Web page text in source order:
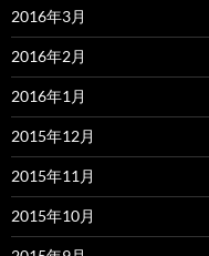
2016年3月
2016年2月
2016年1月
2015年12月
2015年11月
2015年10月